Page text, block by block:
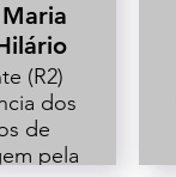
(R2)
dos
de
pela